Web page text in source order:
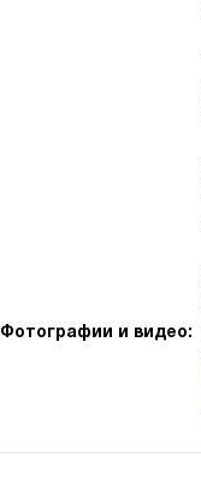
Фотографии и видео: